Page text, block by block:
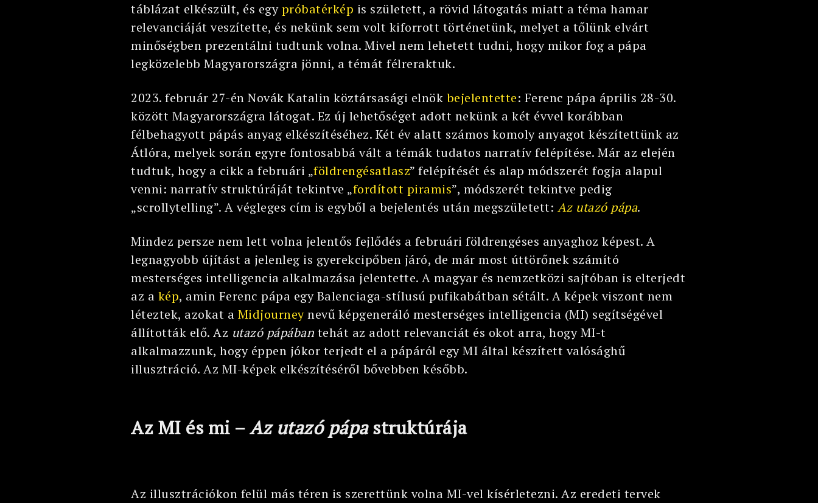
táblázat elkészült, és egypróbatérkép is született, a rövid látogatás miatt a téma hamar
relevanciáját veszítette, és nekünk sem volt kiforrott történetünk, melyet a tőlünk elvárt
minőségben prezentálni tudtunk volna. Mivel nem lehetett tudni, hogy mikor fog a pápa
legközelebb Magyarországra jönni, a témát félreraktuk.
2023. február 27-én Novák Katalin köztársasági elnök bejelentette: Ferenc pápa április 28-30.
között Magyarországra látogat. Ez új lehetőséget adott nekünk a két évvel korábban
félbehagyott pápás anyag elkészítéséhez. Két év alatt számos komoly anyagot készítettünk az
Átlóra, melyek során egyre fontosabbá vált a témák tudatos narratív felépítése. Már az elején
tudtuk, hogy a cikk a februári „földrengésatlasz” felépítését és alap módszerét fogja alapul
venni: narratív struktúráját tekintve „fordított piramis”, módszerét tekintve pedig
„scrollytelling”. A végleges cím is egyből a bejelentés után megszületett: Az utazó pápa.
Mindez persze nem lett volna jelentős fejlődés a februári földrengéses anyaghoz képest. A
legnagyobb újítást a jelenleg is gyerekcipőben járó, de már most úttörőnek számító
mesterséges intelligencia alkalmazása jelentette. A magyar és nemzetközi sajtóban is elterjedt
az a kép, amin Ferenc pápa egy Balenciaga-stílusú pufikabátban sétált. A képek viszont nem
léteztek, azokat a Midjourneynevű képgeneráló mesterséges intelligencia (MI) segítségével
állították elő. Az utazó pápában tehát az adott relevanciát és okot arra, hogy MI-t
alkalmazzunk, hogy éppen jókor terjedt el a pápáról egy MI által készített valósághű
illusztráció. Az MI-képek elkészítéséről bővebben később.
Az MI és mi –Az utazó pápastruktúrája
Az illusztrációkon felül más téren is szerettünk volna MI-vel kísérletezni. Az eredeti tervek